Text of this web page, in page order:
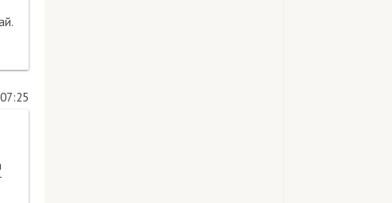
07:25